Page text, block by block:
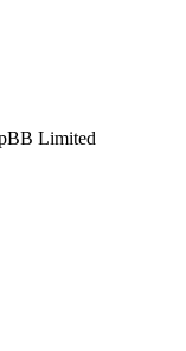
Limited